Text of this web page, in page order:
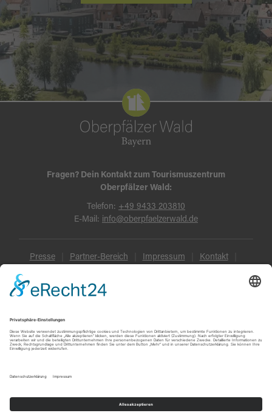
Fragen? Dein Kontakt zum Tourismuszentrum
Oberpfälzer Wald:
Telefon: +49 9433 203810
E-Mail: info@oberpfaelzerwald.de
Presse Partner-Bereich Impressum Kontakt
Datenschutz